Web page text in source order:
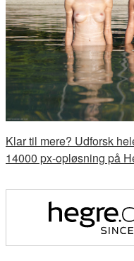
Klar til mere? Udforsk
14000 px-opløsning på